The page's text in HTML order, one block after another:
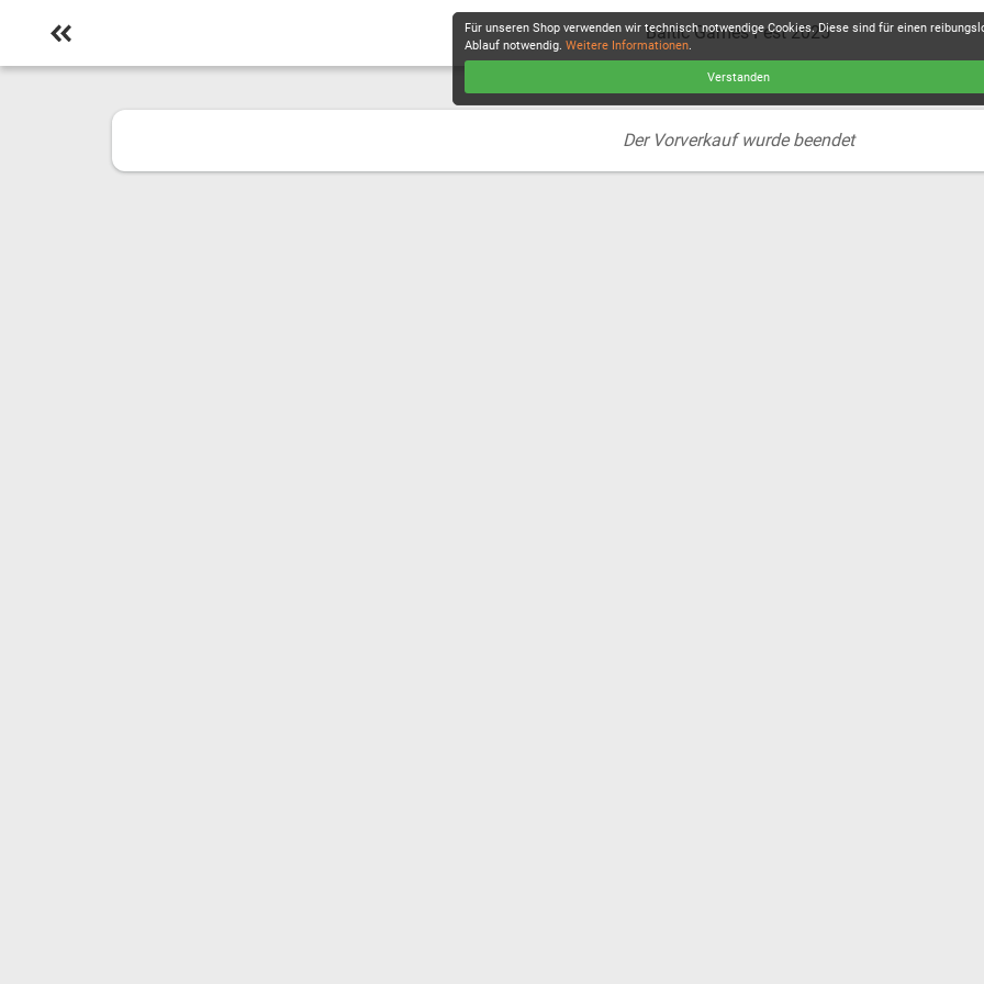
Baltic Games Fest 2025
Der Vorverkauf wurde beendet
Für unseren Shop verwenden wir technisch notwendige Cookies. Diese sind für einen
Ablauf notwendig. Weitere Informationen.
Verstanden